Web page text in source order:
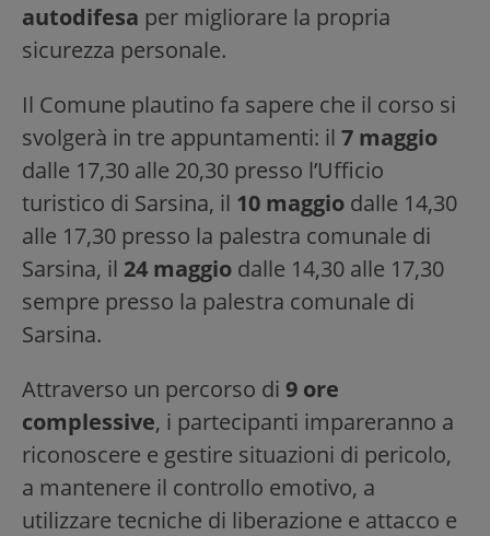
autodifesa per migliorare la propria
sicurezza personale.
Il Comune plautino fa sapere che il corso si
svolgerà in tre appuntamenti: il 7 maggio
dalle 17,30 alle 20,30 presso l’Ufficio
turistico di Sarsina, il 10 maggio dalle 14,30
alle 17,30 presso la palestra comunale di
Sarsina, il 24 maggio dalle 14,30 alle 17,30
sempre presso la palestra comunale di
Sarsina.
Attraverso un percorso di 9 ore
complessive, i partecipanti impareranno a
riconoscere e gestire situazioni di pericolo,
a mantenere il controllo emotivo, a
utilizzare tecniche di liberazione e attacco e